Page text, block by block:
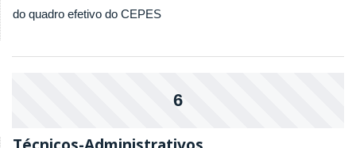
do quadro efetivo do CEPES
6